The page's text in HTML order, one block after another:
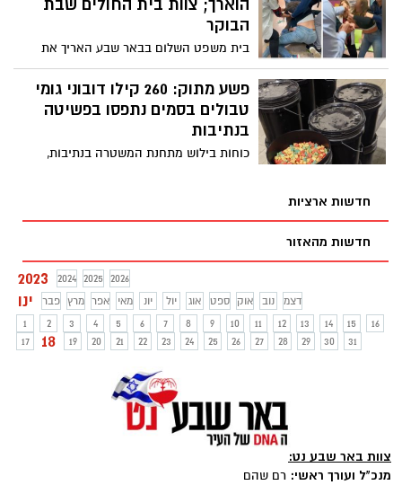
גבוהים על עבירות פרוטקשן ואחזקת נשק לא
חוקי. האם הם יעברו וישנו את המצב הנתון
בנגב?
הוארך; צוות בית החולים שבת
הבוקר
בית משפט השלום בבאר שבע האריך את
מעצרם של זוג ההורים מירוחם, שתקפו
בתחילת השבוע רופא ילדים בבית החולים
סורוקה. הבוקר, הפגינו צוותי הרפואה במקום
ושבתו במשך שעתיים
פשע מתוק: 260 קילו דובוני גומי
טבולים בסמים נתפסו בפשיטה
בנתיבות
כוחות בילוש מתחנת המשטרה בנתיבות,
חדשות ארציות
חדשות מהאזור
2023 2024 2025 2026
ינו פבר מרץ אפר מאי יונ יול אוג ספט אוק נוב
דצמ
1
2 3 4 5 6 7 8 9 10 11 12 13 14 15
16
17
18 19 20 21 22 23 24 25 26 27 28 29 30 31
צוות באר שבע נט:
מנכ"ל ועורך ראשי: רם שהם